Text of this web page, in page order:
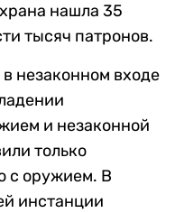
нашла 35
тысяч патронов.
незаконном входе
и незаконной
только
с оружием. В
инстанции